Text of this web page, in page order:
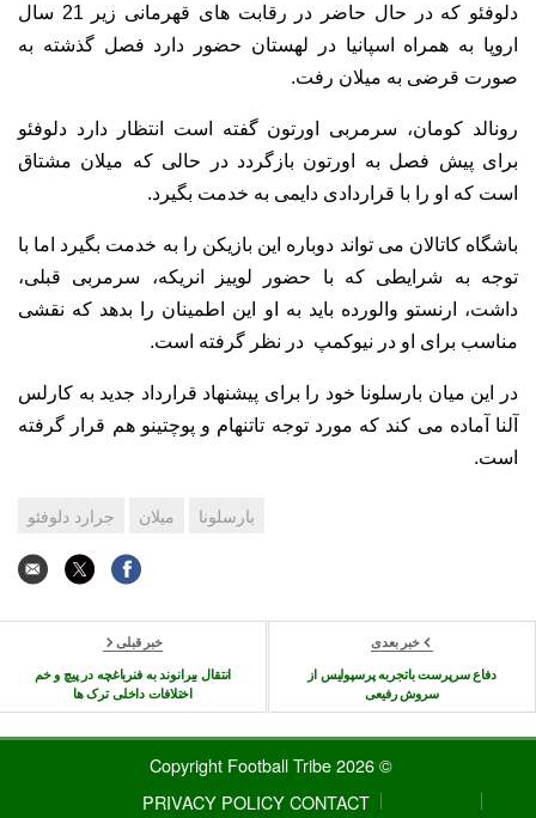
دلوفئو که در حال حاضر در رقابت های قهرمانی زیر 21 سال
اروپا به همراه اسپانیا در لهستان حضور دارد فصل گذشته به
صورت قرضی به میلان رفت.
رونالد کومان، سرمربی اورتون گفته است انتظار دارد دلوفئو
برای پیش فصل به اورتون بازگردد در حالی که میلان مشتاق
است که او را با قراردادی دایمی به خدمت بگیرد.
باشگاه کاتالان می تواند دوباره این بازیکن را به خدمت بگیرد اما با
توجه به شرایطی که با حضور لوییز انریکه، سرمربی قبلی،
داشت، ارنستو والورده باید به او این اطمینان را بدهد که نقشی
مناسب برای او در نیوکمپ در نظر گرفته است.
در این میان بارسلونا خود را برای پیشنهاد قرارداد جدید به کارلس
آلنا آماده می کند که مورد توجه تاتنهام و پوچتینو هم قرار گرفته
است.
بارسلونا میلان جرارد دلوفئو
خبر بعدی
دفاع سرپرست باتجربه پرسپولیس از
سروش رفیعی
خبر قبلی
انتقال بیرانوند به فنرباغچه در پیچ و خم
اختلافات داخلی ترک ها
© 2026 Copyright Football Tribe
CONTACT
PRIVACY POLICY